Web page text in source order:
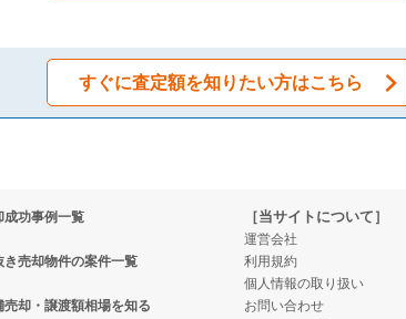
すぐに査定額を知りたい方はこちら
成功事例一覧
き売却物件の案件一覧
売却・譲渡額相場を知る
［当サイトについて］
運営会社
利用規約
個人情報の取り扱い
お問い合わせ